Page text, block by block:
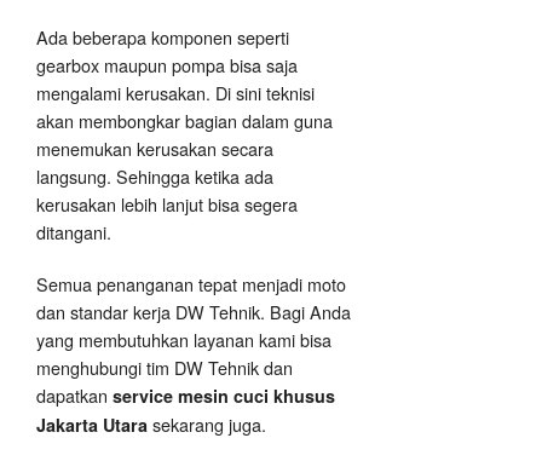
Ada beberapa komponen seperti
gearbox maupun pompa bisa saja
mengalami kerusakan. Di sini teknisi
akan membongkar bagian dalam guna
menemukan kerusakan secara
langsung. Sehingga ketika ada
kerusakan lebih lanjut bisa segera
ditangani.
Semua penanganan tepat menjadi moto
dan standar kerja DW Tehnik. Bagi Anda
yang membutuhkan layanan kami bisa
menghubungi tim DW Tehnik dan
dapatkan service mesin cuci khusus
Jakarta Utara sekarang juga.